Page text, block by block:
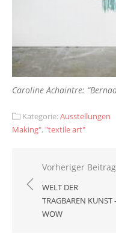
Caroline Achaintre:
Kategorie:Ausstellungen
Making", "textile art"
Vorheriger Beitrag
WELT DER
TRAGBAREN KUNST -
WOW